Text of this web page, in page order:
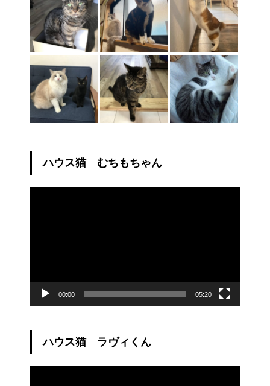
ハウス猫 むちもちゃん
00:00 05:20
ハウス猫 ラヴィくん